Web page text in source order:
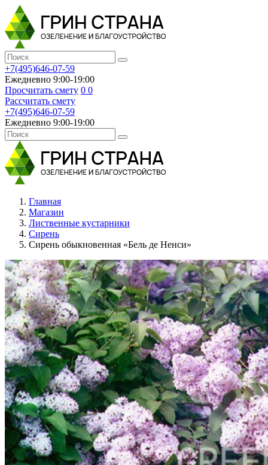
+7(495)646-07-59
Ежедневно 9:00-19:00
Просчитать смету 0 0
Рассчитать смету
+7(495)646-07-59
Ежедневно 9:00-19:00
Главная
Магазин
Лиственные кустарники
Сирень
Сирень обыкновенная «Бель де Ненси»